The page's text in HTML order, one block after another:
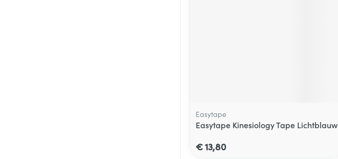
Easytape
Easytape Kinesiology Tape Lichtblauw
€ 13,80